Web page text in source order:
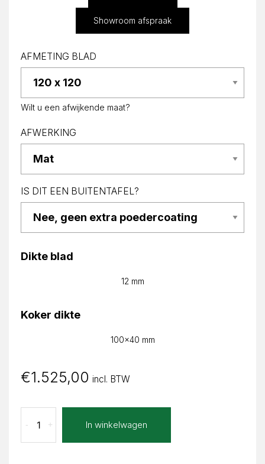
Showroom afspraak
AFMETING BLAD
Wilt u een afwijkende maat?
AFWERKING
IS DIT EEN BUITENTAFEL?
Dikte blad
12 mm
Koker dikte
100x40 mm
€1.525,00 incl. BTW
Taupe
Bianca
+
- In winkelwagen